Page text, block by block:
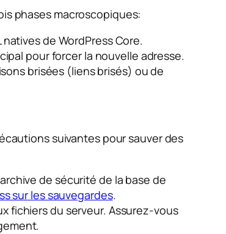
phases macroscopiques:
de WordPress Core.
pour forcer la nouvelle adresse.
brisées (liens brisés) ou de
suivantes pour sauver des
de sécurité de la base de
sur les sauvegardes.
fichiers du serveur. Assurez-vous